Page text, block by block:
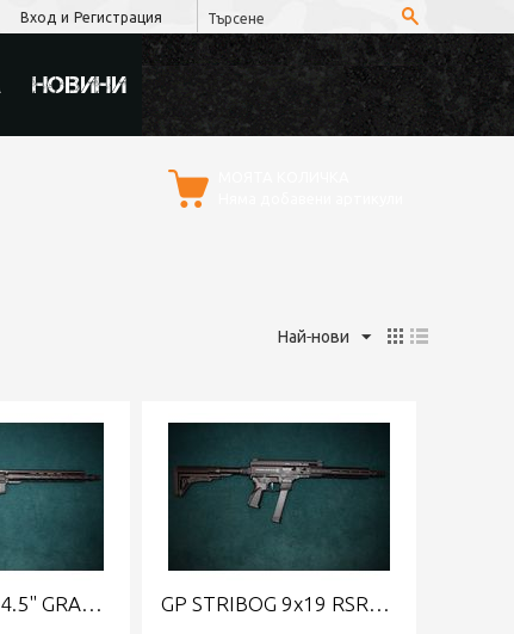
Вход и Регистрация
НОВИНИ
Най-нови
GP R15 223 14.5" GRAND POWER
GP STRIBOG 9x19 RSR9A3G 13" GRAND POWER